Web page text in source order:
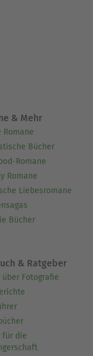
& Mehr
Romane
Bücher
Romane
Romane
Liebesromane
Bücher
& Ratgeber
über Fotografie
für die